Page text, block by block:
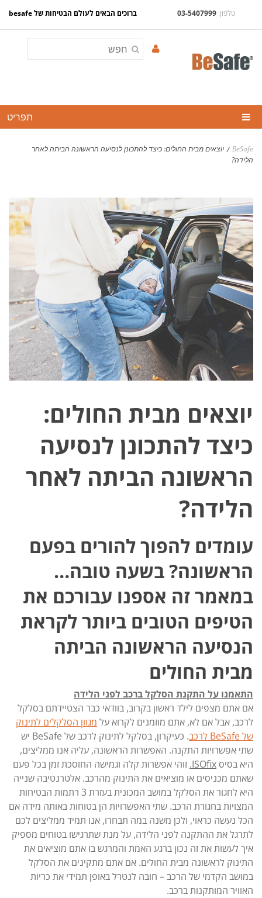
לפתיחת תוסף נגישות נא לחצו esc
טלפון: 03-5407999 ברוכים הבאים לעולם הבטיחות של besafe
תפריט
בטיחות בהריון
אביזרים
FAQ
משווקים מורשים
צור קשר
ביטול עסקה
BeSafe
/ יוצאים מבית החולים: כיצד להתכונן לנסיעה הראשונה הביתה לאחר
הלידה?
יוצאים מבית החולים:
כיצד להתכונן לנסיעה
הראשונה הביתה לאחר
הלידה?
עומדים להפוך להורים בפעם
הראשונה? בשעה טובה…
במאמר זה אספנו עבורכם את
הטיפים הטובים ביותר לקראת
הנסיעה הראשונה הביתה
מבית החולים
התאמנו על התקנת הסלקל ברכב לפני הלידה
אם אתם מצפים לילד ראשון בקרוב, בוודאי כבר הצטיידתם בסלקל
לרכב, אבל אם לא, אתם מוזמנים לקרוא על מגוון הסלקלים לתינוק
של BeSafe לרכב
. כעיקרון, בסלקל לתינוק לרכב של BeSafe יש
שתי אפשרויות התקנה. האפשרות הראשונה, עליה אנו ממליצים,
היא בסיס ISOfix
. זוהי אפשרות קלה וגמישה החוסכת זמן בכל פעם
שאתם מכניסים או מוציאים את התינוק מהרכב. אלטרנטיבה שנייה
היא לחגור את הסלקל במושב המכונית בעזרת 3 רתמות הבטיחות
המצויות בחגורת הרכב. שתי האפשרויות הן בטוחות באותה מידה אם
הכל נעשה כראוי, ולכן משנה במה תבחרו, אנו תמיד ממליצים לכם
לתרגל את ההתקנה לפני הלידה, על מנת שתרגישו בטוחים מספיק
איך לעשות את זה נכון ברגע האמת והמרגש בו אתם מוציאים את
התינוק לראשונה מבית החולים. אם אתם מתקינים את הסלקל
במושב הקדמי של הרכב – חובה לנטרל באופן תמידי את כריות
האוויר המותקנות ברכב.